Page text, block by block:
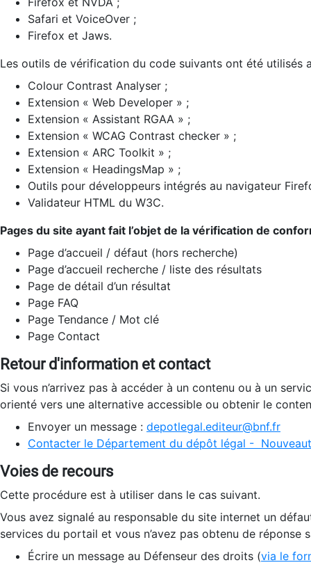
Safari et VoiceOver ;
Firefox et Jaws.
Les outils de vérification du code suivants ont été utilisés
Colour Contrast Analyser ;
Extension « Web Developer » ;
Extension « Assistant RGAA » ;
Extension « WCAG Contrast checker » ;
Extension « ARC Toolkit » ;
Extension « HeadingsMap » ;
Outils pour développeurs intégrés au navigateur
Validateur HTML du W3C.
Pages du site ayant fait l’objet de la vérification de
Page d’accueil / défaut (hors recherche)
Page d’accueil recherche / liste des résultats
Page de détail d’un résultat
Page FAQ
Page Tendance / Mot clé
Page Contact
Retour d'information et contact
Si vous n’arrivez pas à accéder à un contenu ou à un
orienté vers une alternative accessible ou obtenir le
Envoyer un message : depotlegal.editeur@bnf.fr
Contacter le Département du dépôt légal -
Voies de recours
Cette procédure est à utiliser dans le cas suivant.
Vous avez signalé au responsable du site internet un
services du portail et vous n’avez pas obtenu de réponse
Écrire un message au Défenseur des droits (via le